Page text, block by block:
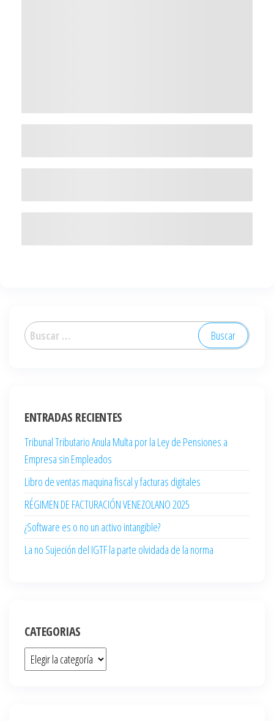
ENTRADAS RECIENTES
Tribunal Tributario Anula Multa por la Ley de Pensiones a
Empresa sin Empleados
Libro de ventas maquina fiscal y facturas digitales
RÉGIMEN DE FACTURACIÓN VENEZOLANO 2025
¿Software es o no un activo intangible?
La no Sujeción del IGTF la parte olvidada de la norma
CATEGORIAS